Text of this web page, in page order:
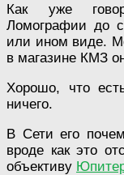
Как уже
Ломографии до
или ином виде.
в магазине КМЗ
Хорошо, что
ничего.
В Сети его
вроде как это
объективу